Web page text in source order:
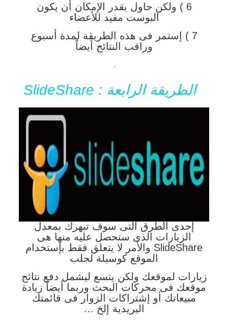
6 ) ولكن حاول بقدر الإمكان أن يكون
البوست مفيد للأعضاء
7 ) إستمر فى هذه الطريقة لمدة أسبوع
وراقب النتائج أيضاً
.
الطريقة الرابعة : SlideShare
إحدى الطرق التى سوف تبهرك بمعدل
الزيارات الذى ستحصل عليه منها هى
SlideShare والأمر لا يتعلق فقط بإستخدام
الموقع كوسيلة لجلب
زيارات لموقعك ولكن يتسع ليشمل دفع نتائج
موقعك فى محركات البحث وربما أيضاً زيادة
مبيعاتك أو إشتراكات الزوار فى قائمتك
البريدية إلخ …